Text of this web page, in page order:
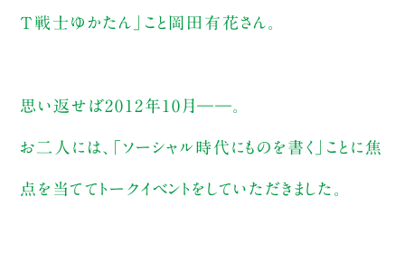
Ｔ戦士ゆかたん」こと岡田有花さん。
思い返せば2012年10月――。
お二人には、「ソーシャル時代にものを書く」ことに焦
点を当ててトークイベントをしていただきました。